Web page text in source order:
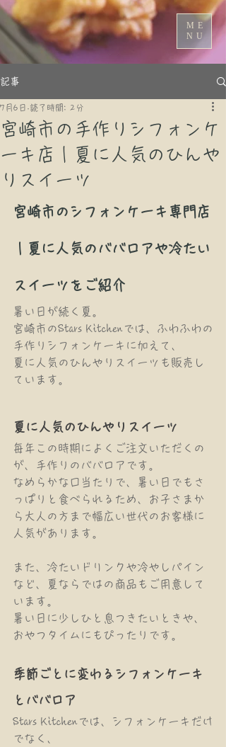
ME
NU
記事
宮崎市の手作りシフォンケ
ーキ店｜夏に人気のひんや
りスイーツ
7月6日 読了時間: 2分
宮崎市のシフォンケーキ専門店
｜夏に人気のババロアや冷たい
スイーツをご紹介
暑い日が続く夏。
宮崎市のStars Kitchenでは、ふわふわの
手作りシフォンケーキに加えて、
夏に人気のひんやりスイーツも販売し
ています。
夏に人気のひんやりスイーツ
毎年この時期によくご注文いただくの
が、手作りのババロアです。
なめらかな口当たりで、暑い日でもさ
っぱりと食べられるため、お子さまか
ら大人の方まで幅広い世代のお客様に
人気があります。
また、冷たいドリンクや冷やしパイン
など、夏ならではの商品もご用意して
います。
暑い日に少しひと息つきたいときや、
おやつタイムにもぴったりです。
季節ごとに変わるシフォンケーキ
とババロア
Stars Kitchenでは、シフォンケーキだけ
でなく、